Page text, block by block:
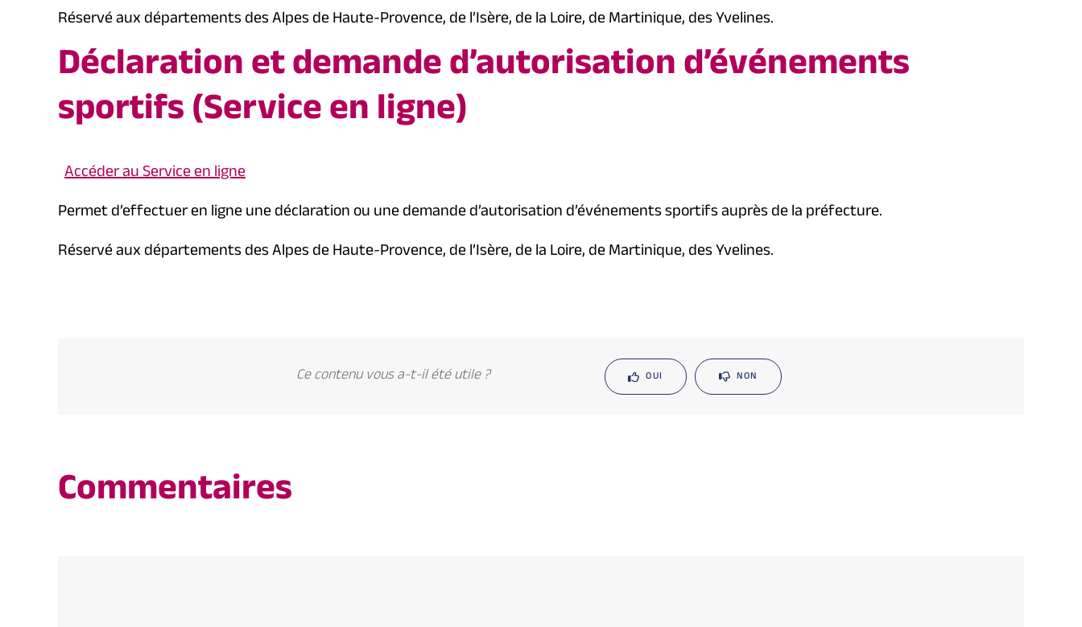
Réservé aux départements des Alpes de Haute-Provence, de l’Isère, de la Loire, de Martinique, des Yvelines.
Déclaration et demande d’autorisation d’événements
sportifs (Service en ligne)
Accéder au Service en ligne
Permet d’effectuer en ligne une déclaration ou une demande d’autorisation d’événements sportifs auprès de la préfecture.
Réservé aux départements des Alpes de Haute-Provence, de l’Isère, de la Loire, de Martinique, des Yvelines.
Ce contenu vous a-t-il été utile ? OUI NON
Commentaires